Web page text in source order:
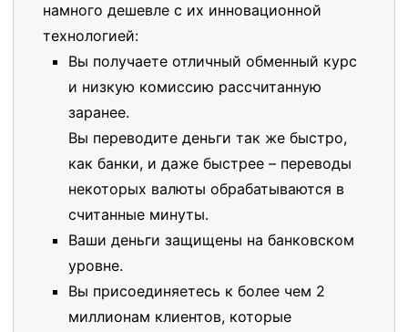
намного дешевле с их инновационной
технологией:
Вы получаете отличный обменный курс
и низкую комиссию рассчитанную
заранее.
Вы переводите деньги так же быстро,
как банки, и даже быстрее – переводы
некоторых валюты обрабатываются в
считанные минуты.
Ваши деньги защищены на банковском
уровне.
Вы присоединяетесь к более чем 2
миллионам клиентов, которые